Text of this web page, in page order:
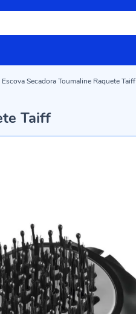
Escova Secadora Toumaline Raquete Taiff
Taiff